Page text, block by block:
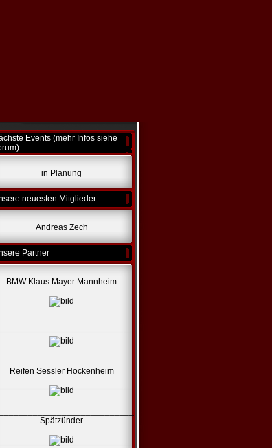
Events (mehr Infos siehe
in Planung
neuesten Mitglieder
Andreas Zech
Partner
BMW Klaus Mayer Mannheim
Reifen Sessler Hockenheim
Spätzünder